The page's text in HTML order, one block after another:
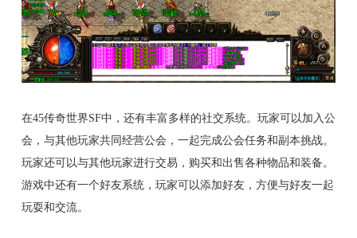
在45传奇世界SF中，还有丰富多样的社交系统。玩家可以加入公
会，与其他玩家共同经营公会，一起完成公会任务和副本挑战。
玩家还可以与其他玩家进行交易，购买和出售各种物品和装备。
游戏中还有一个好友系统，玩家可以添加好友，方便与好友一起
玩耍和交流。